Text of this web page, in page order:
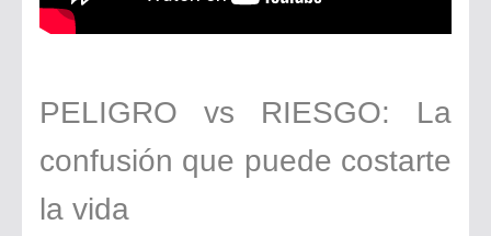
PELIGRO vs RIESGO: La
confusión que puede costarte
la vida